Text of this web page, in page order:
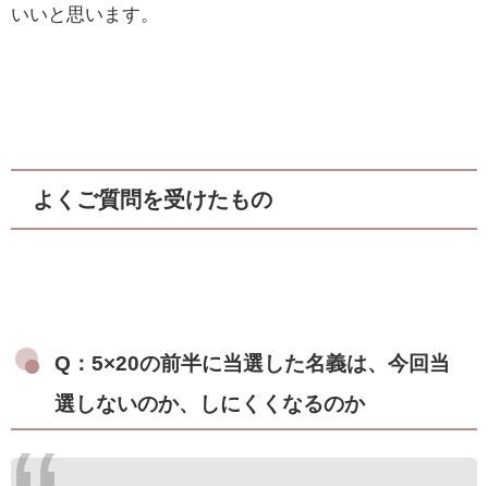
いいと思います。
よくご質問を受けたもの
Q：5×20の前半に当選した名義は、今回当
選しないのか、しにくくなるのか